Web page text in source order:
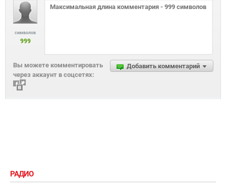
символов
999
Добавить комментарий
Вы можете комментировать
через аккаунт в соцсетях:
РАДИО